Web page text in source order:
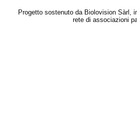
Progetto sostenuto da Biolovision Sàrl,
rete di associazioni